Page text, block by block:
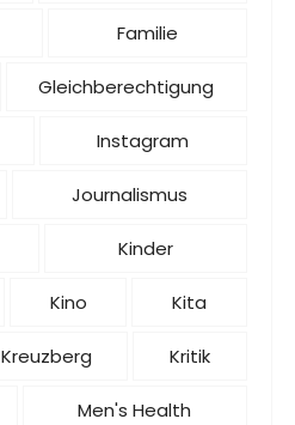
Familie
Gleichberechtigung
Instagram
Journalismus
Kinder
Kino Kita
Kreuzberg Kritik
Men's Health